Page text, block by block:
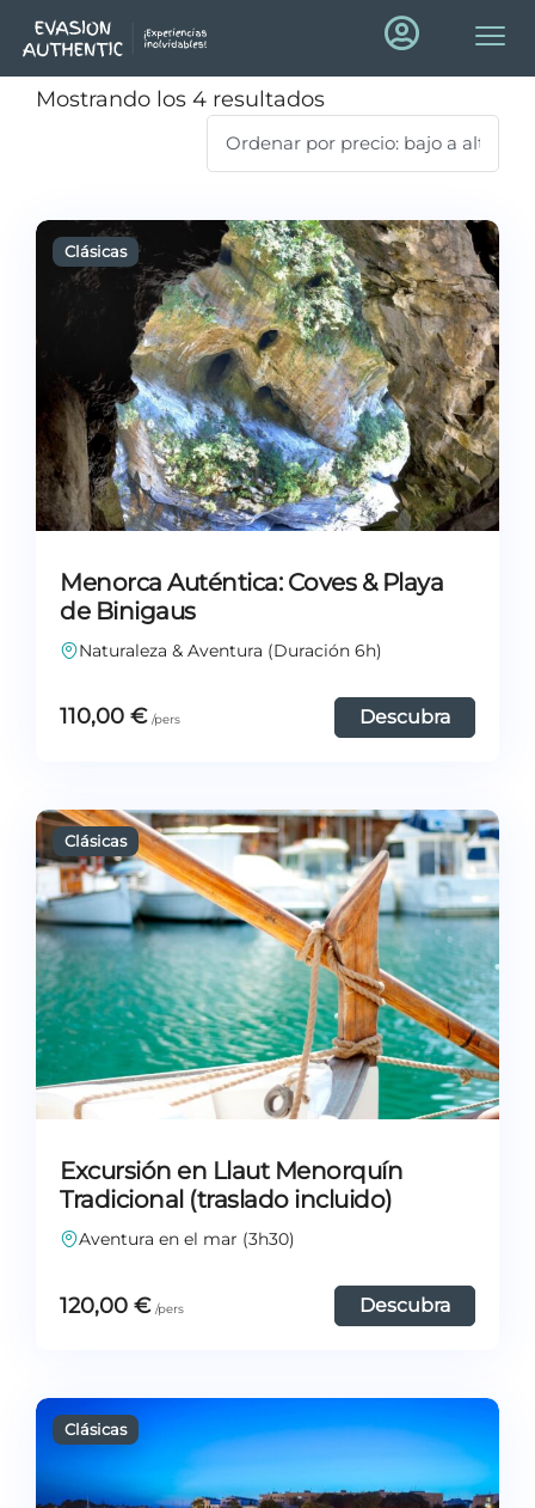
Mostrando los 4 resultados
Menorca Auténtica: Coves & Playa
de Binigaus
Naturaleza & Aventura (Duración 6h)
110,00 € Descubra
Excursión en Llaut Menorquín
Tradicional (traslado incluido)
Aventura en el mar (3h30)
120,00 € Descubra